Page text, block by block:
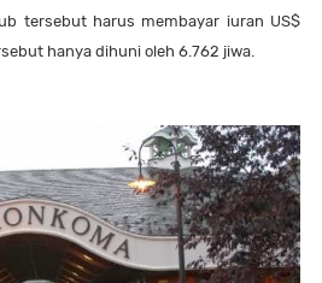
tersebut harus membayar iuran US$
hanya dihuni oleh 6.762 jiwa.